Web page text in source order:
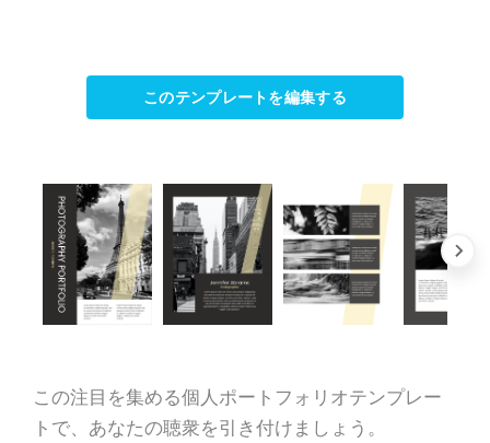
このテンプレートを編集する
この注目を集める個人ポートフォリオテンプレー
トで、あなたの聴衆を引き付けましょう。